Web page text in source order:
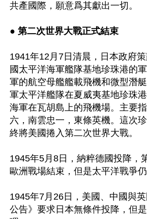
共產國際，願意爲其獻出一切。
● 第二次世界大戰正式結束
1941年12月7日清晨，日本政府
國太平洋海軍艦隊基地珍珠港的
軍的航空母艦艦載飛機和微型潛
軍太平洋艦隊在夏威夷基地珍珠
海軍在瓦胡島上的飛機場。主要
六，南雲忠一，東條英機。這次
終將美國捲入第二次世界大戰。
1945年5月8日，納粹德國投降，
歐洲戰場結束，但是太平洋戰爭仍
1945年7月26日，美國、中國與
公告》要求日本無條件投降，但